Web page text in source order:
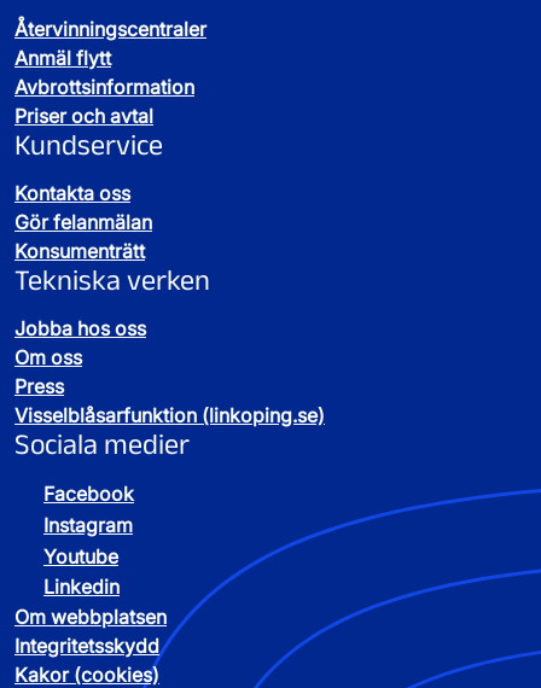
Återvinningscentraler
Anmäl flytt
Avbrottsinformation
Priser och avtal
Kundservice
Kontakta oss
Gör felanmälan
Konsumenträtt
Tekniska verken
Jobba hos oss
Om oss
Press
Visselblåsarfunktion (linkoping.se)
Sociala medier
Facebook
Instagram
Youtube
Linkedin
Om webbplatsen
Integritetsskydd
Kakor (cookies)